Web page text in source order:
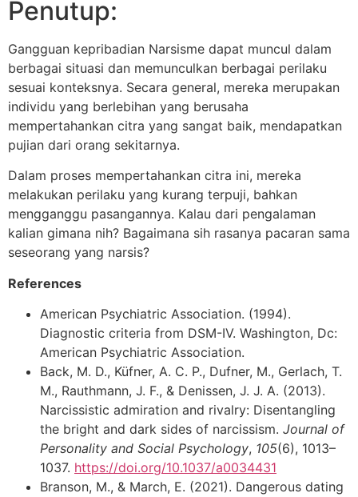
Penutup:
Gangguan kepribadian Narsisme dapat muncul dalam
berbagai situasi dan memunculkan berbagai perilaku
sesuai konteksnya. Secara general, mereka merupakan
individu yang berlebihan yang berusaha
mempertahankan citra yang sangat baik, mendapatkan
pujian dari orang sekitarnya.
Dalam proses mempertahankan citra ini, mereka
melakukan perilaku yang kurang terpuji, bahkan
mengganggu pasangannya. Kalau dari pengalaman
kalian gimana nih? Bagaimana sih rasanya pacaran sama
seseorang yang narsis?
References
American Psychiatric Association. (1994).
Diagnostic criteria from DSM-IV. Washington, Dc:
American Psychiatric Association.
Back, M. D., Küfner, A. C. P., Dufner, M., Gerlach, T.
M., Rauthmann, J. F., & Denissen, J. J. A. (2013).
Narcissistic admiration and rivalry: Disentangling
the bright and dark sides of narcissism. Journal of
Personality and Social Psychology, 105(6), 1013–
1037. https://doi.org/10.1037/a0034431
Branson, M., & March, E. (2021). Dangerous dating